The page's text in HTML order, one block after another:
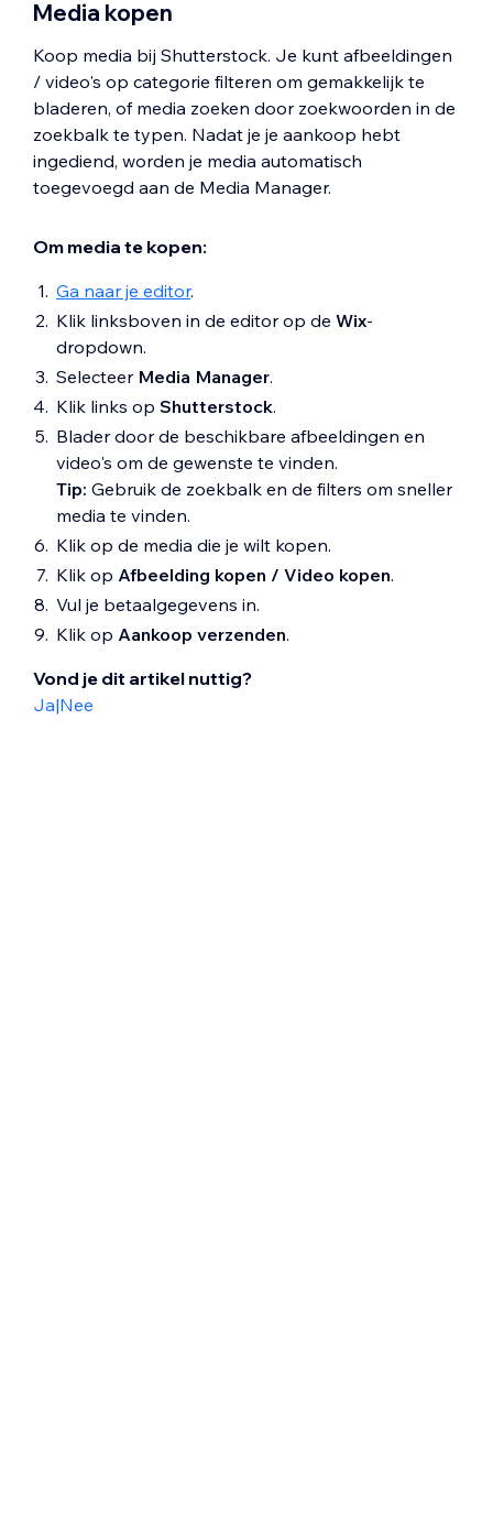
Media kopen
Koop media bij Shutterstock. Je kunt afbeeldingen
/ video's op categorie filteren om gemakkelijk te
bladeren, of media zoeken door zoekwoorden in de
zoekbalk te typen. Nadat je je aankoop hebt
ingediend, worden je media automatisch
toegevoegd aan de Media Manager.
Om media te kopen:
Ga naar je editor.
Klik linksboven in de editor op de Wix-
dropdown.
Selecteer Media Manager.
Klik links op Shutterstock.
Blader door de beschikbare afbeeldingen en
video's om de gewenste te vinden.
Tip: Gebruik de zoekbalk en de filters om sneller
media te vinden.
Klik op de media die je wilt kopen.
Klik op Afbeelding kopen / Video kopen.
Vul je betaalgegevens in.
Klik op Aankoop verzenden.
Vond je dit artikel nuttig?
Ja|Nee